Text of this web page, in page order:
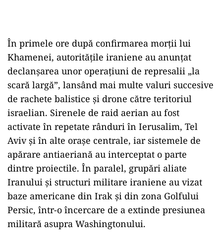
În primele ore după confirmarea morții lui
Khamenei, autoritățile iraniene au anunțat
declanșarea unor operațiuni de represalii „la
scară largă”, lansând mai multe valuri succesive
de rachete balistice și drone către teritoriul
israelian. Sirenele de raid aerian au fost
activate în repetate rânduri în Ierusalim, Tel
Aviv și în alte orașe centrale, iar sistemele de
apărare antiaeriană au interceptat o parte
dintre proiectile. În paralel, grupări aliate
Iranului și structuri militare iraniene au vizat
baze americane din Irak și din zona Golfului
Persic, într-o încercare de a extinde presiunea
militară asupra Washingtonului.